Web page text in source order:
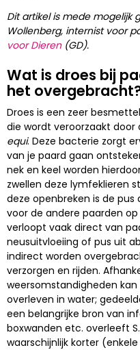
Dit artikel is mede mogelijk
Wollenberg, internist voor
voor Dieren(GD).
Wat is droes bij
het
Droes is een zeer
die wordt veroorzaakt door
equi. Deze bacterie zorgt
van je paard gaan
nek en keel worden
zwellen deze lymfeklieren
deze openbreken is de
voor de andere paarden
verloopt vaak direct van
neusuitvloeiing of pus uit
indirect worden
verzorgen en rijden.
weersomstandigheden
overleven in water;
een belangrijke bron van
boxwanden etc. overleeft
waarschijnlijk korter